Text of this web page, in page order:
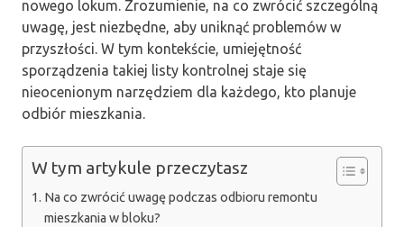
nowego lokum. Zrozumienie, na co zwrócić szczególną
uwagę, jest niezbędne, aby uniknąć problemów w
przyszłości. W tym kontekście, umiejętność
sporządzenia takiej listy kontrolnej staje się
nieocenionym narzędziem dla każdego, kto planuje
odbiór mieszkania.
W tym artykule przeczytasz
Na co zwrócić uwagę podczas odbioru remontu
mieszkania w bloku?